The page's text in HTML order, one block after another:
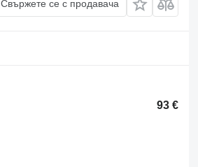
Свържете се с продавача
93 €